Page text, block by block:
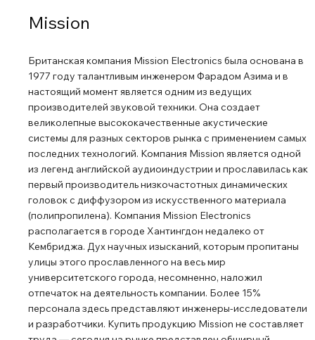
качать бас часами, абсолютно не перегреваясь. Высокая
чувствительность и универсальность Сабвуфер
выделенным разъемом LFE. Кроме того, датчик
автоматического включения обладает высокой
чувствительностью: он распознает даже самые слабые
входные сигналы, своевременно активируя устройство
при необходимости. Серия LX MKII — это эталон
доступного High-End аудио. В ней применены
материалы и технологии, которые обычно ожидаешь
увидеть лишь в акустике в несколько раз дороже.
Какую бы музыку вы ни выбрали, LX MKII воспроизведет
ее с потрясающей точностью, детализацией и
реализмом, полностью оправдывая главный девиз
компании Mission, неизменный с 1970-х годов.
Mission
Британская компания Mission Electronics была основана в
1977 году талантливым инженером Фарадом Азима и в
настоящий момент является одним из ведущих
производителей звуковой техники. Она создает
великолепные высококачественные акустические
системы для разных секторов рынка с применением самых
последних технологий. Компания Mission является одной
из легенд английской аудиоиндустрии и прославилась как
первый производитель низкочастотных динамических
головок с диффузором из искусственного материала
(полипропилена). Компания Mission Electronics
располагается в городе Хантингдон недалеко от
Кембриджа. Дух научных изысканий, которым пропитаны
улицы этого прославленного на весь мир
университетского города, несомненно, наложил
отпечаток на деятельность компании. Более 15%
персонала здесь представляют инженеры-исследователи
и разработчики. Купить продукцию Mission не составляет